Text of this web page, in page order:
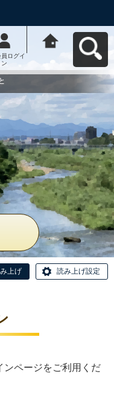
ログイ
ン
動応援ｻｲﾄ はち
コミねっとへ戻
上げ 読み上げ設定
ンページをご利用くだ